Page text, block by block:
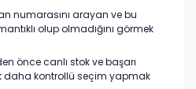
numarasını arayan ve bu
olup olmadığını görmek
önce canlı stok ve başarı
daha kontrollü seçim yapmak